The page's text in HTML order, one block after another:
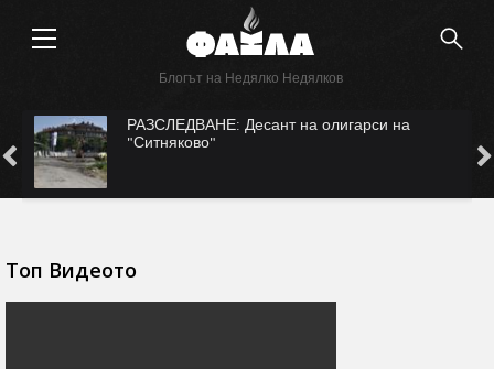
Блогът на Недялко Недялков
САМО ВЪВ "ФАКЛА": САЩ ни рекетират за
Безмер?
Топ Видеото